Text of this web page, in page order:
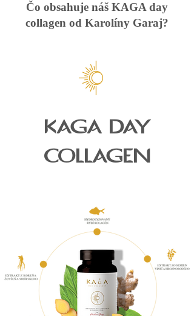
Čo obsahuje náš KAGA day
collagen od Karolíny Garaj?
KAGA DAY
COLLAGEN